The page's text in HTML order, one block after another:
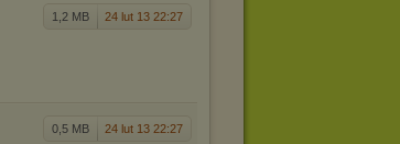
1,2 MB 24 lut 13 22:27
0,5 MB 24 lut 13 22:27